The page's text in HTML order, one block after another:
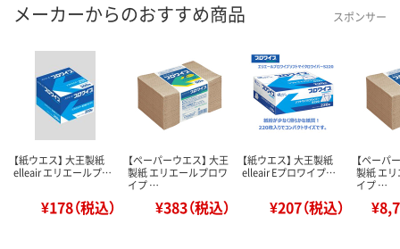
メーカーからのおすすめ商品 スポンサー
【紙ウエス】 大王製紙
elleair エリエールプ…
¥178（税込）
【ペーパーウエス】 大王
製紙 エリエールプロワ
イプ …
¥383（税込）
【紙ウエス】 大王製紙
elleair Eプロワイプ…
¥207（税込）
【ペーパ
製紙 エ
イプ …